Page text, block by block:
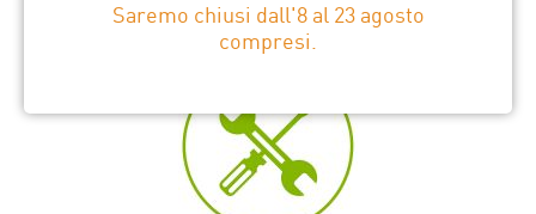
Saremo chiusi dall'8 al 23 agosto
compresi.